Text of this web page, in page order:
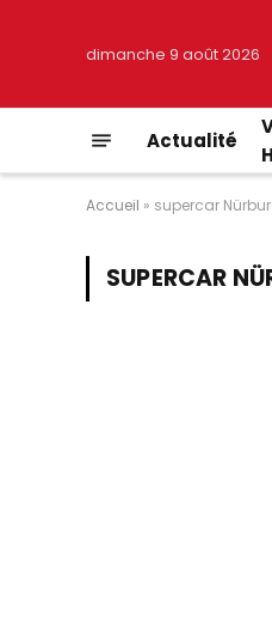
dimanche 9 août 2026
Actualité
Accueil » supercar
SUPERCAR